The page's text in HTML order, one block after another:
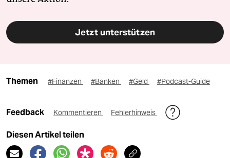
Jetzt unterstützen
Themen #Finanzen #Banken #Geld #Podcast-Guide
Feedback Kommentieren Fehlerhinweis
Diesen Artikel teilen